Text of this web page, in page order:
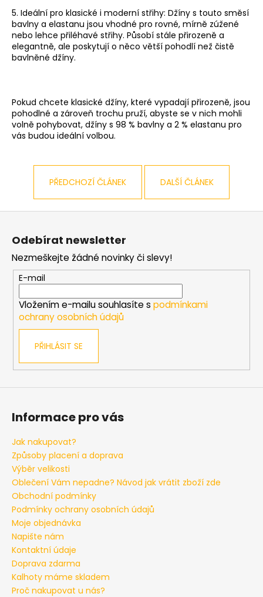
5. Ideální pro klasické i moderní střihy: Džíny s touto směsí
bavlny a elastanu jsou vhodné pro rovné, mírně zúžené
nebo lehce přiléhavé střihy. Působí stále přirozeně a
elegantně, ale poskytují o něco větší pohodlí než čistě
bavlněné džíny.
Pokud chcete klasické džíny, které vypadají přirozeně, jsou
pohodlné a zároveň trochu pruží, abyste se v nich mohli
volně pohybovat, džíny s 98 % bavlny a 2 % elastanu pro
vás budou ideální volbou.
PŘEDCHOZÍ ČLÁNEK DALŠÍ ČLÁNEK
r
u
č
u
j
e
PÁNSKÉ
AERONAUTIC
PRODLOUŽENÉ
949
Z
Odebírat newsletter
Nezmeškejte žádné novinky či slevy!
E-mail
Vložením e-mailu souhlasíte s podmínkami
ochrany osobních údajů
PŘIHLÁSIT SE
Informace pro vás
Jak nakupovat?
Způsoby placení a doprava
Výběr velikosti
Oblečení Vám nepadne? Návod jak vrátit zboží zde
Obchodní podmínky
Podmínky ochrany osobních údajů
Moje objednávka
Napište nám
Kontaktní údaje
Doprava zdarma
Kalhoty máme skladem
Proč nakupovat u nás?